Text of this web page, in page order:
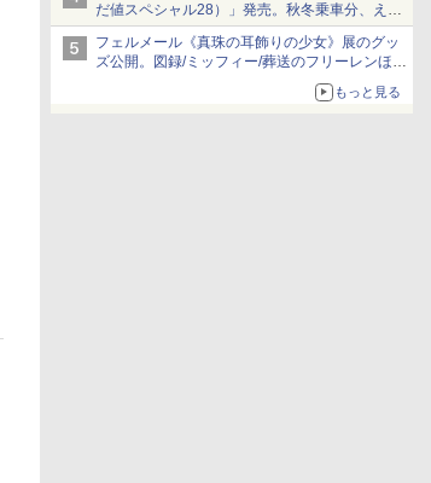
だ値スペシャル28）」発売。秋冬乗車分、えき
ねっと限定
フェルメール《真珠の耳飾りの少女》展のグッ
ズ公開。図録/ミッフィー/葬送のフリーレンほ
もっと見る